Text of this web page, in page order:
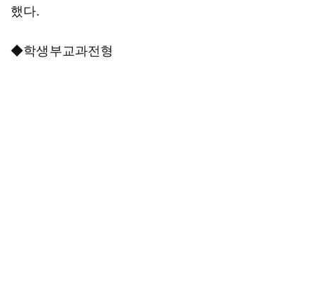
했다.
◆학생부교과전형